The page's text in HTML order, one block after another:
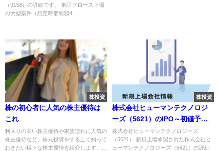
（9158）の詳細です。 東証グロース上場
の大型案件（想定時価総額4...
株投資
株の初心者に人気の株主優待は
これ
利回りの高い株主優待や家族連れに人気の
株主優待など、株式投資をする上で知って
おきたい様々な株主優待を紹介します。...
株投資
株式会社ヒューマンテクノロジ
ーズ（5621）のIPO～初値予想
と新規上場情報～
株式会社ヒューマンテクノロジーズ
（5621） 新規上場承認された株式会社ヒ
ューマンテクノロジーズ（5621）の詳細